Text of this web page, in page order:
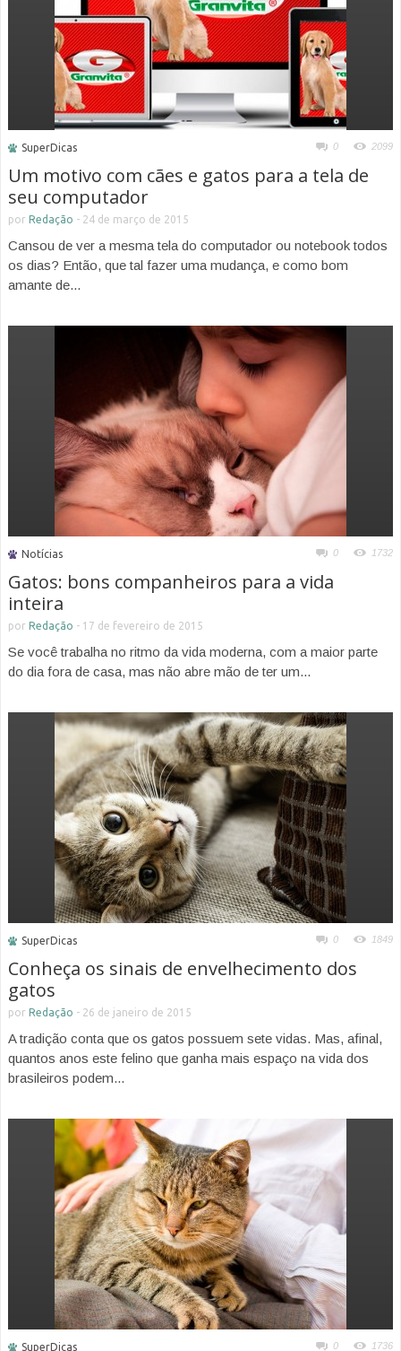
SuperDicas 0 2099
Um motivo com cães e gatos para a tela de
seu computador
por Redação - 24 de março de 2015
Cansou de ver a mesma tela do computador ou notebook todos
os dias? Então, que tal fazer uma mudança, e como bom
amante de...
Notícias 0 1732
Gatos: bons companheiros para a vida
inteira
por Redação - 17 de fevereiro de 2015
Se você trabalha no ritmo da vida moderna, com a maior parte
do dia fora de casa, mas não abre mão de ter um...
SuperDicas 0 1849
Conheça os sinais de envelhecimento dos
gatos
por Redação - 26 de janeiro de 2015
A tradição conta que os gatos possuem sete vidas. Mas, afinal,
quantos anos este felino que ganha mais espaço na vida dos
brasileiros podem...
SuperDicas 0 1736